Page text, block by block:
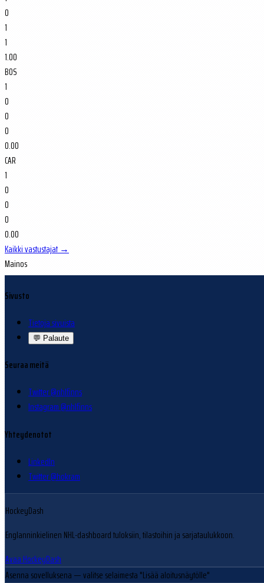
0
1
1
1.00
BOS
1
0
0
0
0.00
CAR
1
0
0
0
0.00
Kaikki vastustajat →
Mainos
Sivusto
Tietoja sivuista
💬 Palaute
Seuraa meitä
Twitter @nhlfinns
Instagram @nhlfinns
Yhteydenotot
LinkedIn
Twitter @hokram
HockeyDash
Englanninkielinen NHL-dashboard tuloksiin, tilastoihin ja sarjataulukkoon.
Avaa HockeyDash
Asenna sovelluksena — valitse selaimesta "Lisää aloitusnäytölle"